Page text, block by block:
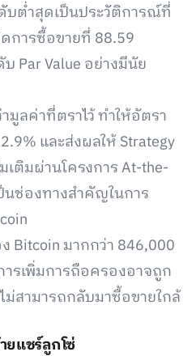
บต่ำสุดเป็นประวัติการณ์ที่
การซื้อขายที่ 88.59
Par Value อย่างมีนัย
มูลค่าที่ตราไว้ ทำให้อัตรา
และส่งผลให้ Strategy
ติมผ่านโครงการ At-the-
นช่องทางสำคัญในการ
Bitcoin มากกว่า 846,000
ารเพิ่มการถือครองอาจถูก
ม่สามารถกลับมาซื้อขายใกล้
ยแชร์ลูกโซ่